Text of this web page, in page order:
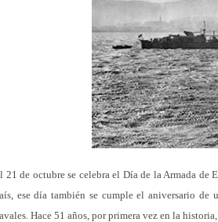
21 de octubre se celebra el Día de la Armada de
ese día también se cumple el aniversario de
Hace 51 años, por primera vez en la